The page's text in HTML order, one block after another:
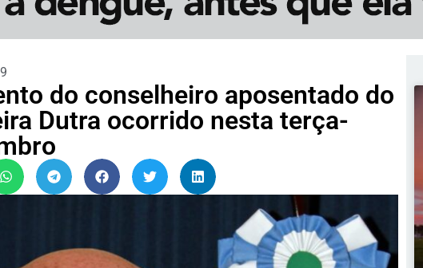
do conselheiro aposentado do
Dutra ocorrido nesta terça-